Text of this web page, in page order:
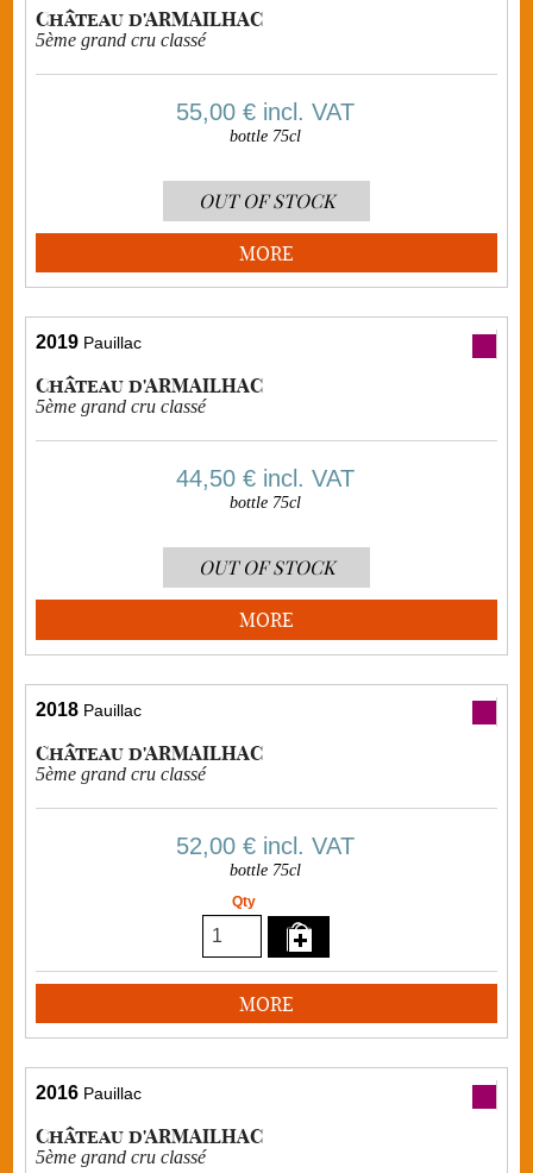
Château d'ARMAILHAC
5ème grand cru classé
55,00 € incl. VAT
bottle 75cl
OUT OF STOCK
MORE
2019 Pauillac
Château d'ARMAILHAC
5ème grand cru classé
44,50 € incl. VAT
bottle 75cl
OUT OF STOCK
MORE
2018 Pauillac
Château d'ARMAILHAC
5ème grand cru classé
52,00 € incl. VAT
bottle 75cl
Qty
MORE
2016 Pauillac
Château d'ARMAILHAC
5ème grand cru classé